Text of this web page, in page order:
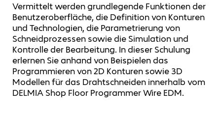
Vermittelt werden grundlegende Funktionen der
Benutzeroberfläche, die Definition von Konturen
und Technologien, die Parametrierung von
Schneidprozessen sowie die Simulation und
Kontrolle der Bearbeitung. In dieser Schulung
erlernen Sie anhand von Beispielen das
Programmieren von 2D Konturen sowie 3D
Modellen für das Drahtschneiden innerhalb vom
DELMIA Shop Floor Programmer Wire EDM.